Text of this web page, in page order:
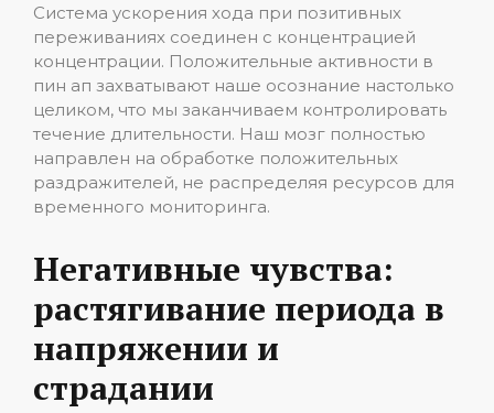
Система ускорения хода при позитивных
переживаниях соединен с концентрацией
концентрации. Положительные активности в
пин ап захватывают наше осознание настолько
целиком, что мы заканчиваем контролировать
течение длительности. Наш мозг полностью
направлен на обработке положительных
раздражителей, не распределяя ресурсов для
временного мониторинга.
Негативные чувства:
растягивание периода в
напряжении и
страдании